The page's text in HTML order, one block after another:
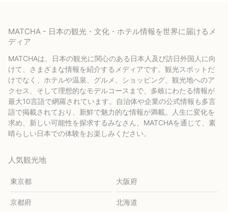
MATCHA - 日本の観光・文化・ホテル情報を世界に届けるメ
ディア
MATCHAは、日本の観光に関心のある日本人及び訪日外国人に向
けて、さまざまな情報を紹介するメディアです。観光スポットだ
けでなく、ホテルや温泉、グルメ、ショッピング、観光地へのア
クセス、そして理想的なモデルコースまで、多岐にわたる情報が
最大10言語で網羅されています。自治体や企業の公式情報も多言
語で掲載されており、新鮮で魅力的な情報が満載。人生に変化を
求め、新しい可能性を探求するみなさん、MATCHAを通じて、素
晴らしい日本での体験をお楽しみください。
人気観光地
東京都 大阪府
京都府 北海道